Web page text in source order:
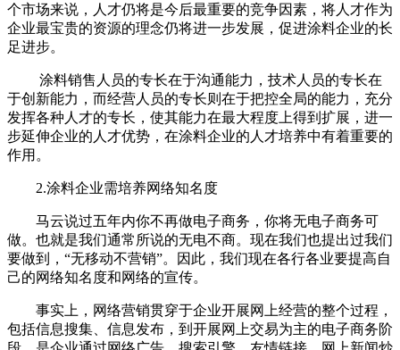
个市场来说，人才仍将是今后最重要的竞争因素，将人才作为
企业最宝贵的资源的理念仍将进一步发展，促进涂料企业的长
足进步。
涂料销售人员的专长在于沟通能力，技术人员的专长在
于创新能力，而经营人员的专长则在于把控全局的能力，充分
发挥各种人才的专长，使其能力在最大程度上得到扩展，进一
步延伸企业的人才优势，在涂料企业的人才培养中有着重要的
作用。
2.涂料企业需培养网络知名度
马云说过五年内你不再做电子商务，你将无电子商务可
做。也就是我们通常所说的无电不商。现在我们也提出过我们
要做到，“无移动不营销”。因此，我们现在各行各业要提高自
己的网络知名度和网络的宣传。
事实上，网络营销贯穿于企业开展网上经营的整个过程，
包括信息搜集、信息发布，到开展网上交易为主的电子商务阶